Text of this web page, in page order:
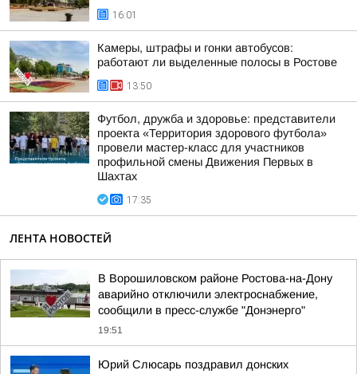
16:01
Камеры, штрафы и гонки автобусов:
работают ли выделенные полосы в Ростове
13:50
Футбол, дружба и здоровье: представители
проекта «Территория здорового футбола»
провели мастер-класс для участников
профильной смены Движения Первых в
Шахтах
17:35
ЛЕНТА НОВОСТЕЙ
В Ворошиловском районе Ростова-на-Дону
аварийно отключили электроснабжение,
сообщили в пресс-службе "Донэнерго"
19:51
Юрий Слюсарь поздравил донских